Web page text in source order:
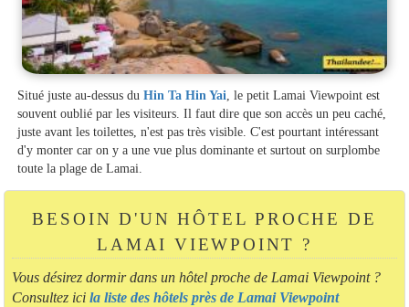
Situé juste au-dessus duHin Ta Hin Yai , le petit Lamai Viewpoint est
souvent oublié par les visiteurs. Il faut dire que son accès un peu caché,
juste avant les toilettes, n'est pas très visible. C'est pourtant intéressant
d'y monter car on y a une vue plus dominante et surtout on surplombe
toute la plage de Lamai.
BESOIN D'UN HÔTEL PROCHE DE
LAMAI VIEWPOINT ?
Vous désirez dormir dans un hôtel proche de Lamai Viewpoint ?
Consultez ici la liste des hôtels près de Lamai Viewpoint